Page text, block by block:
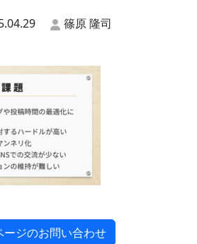
篠原 隆司
ージのお問い合わせ